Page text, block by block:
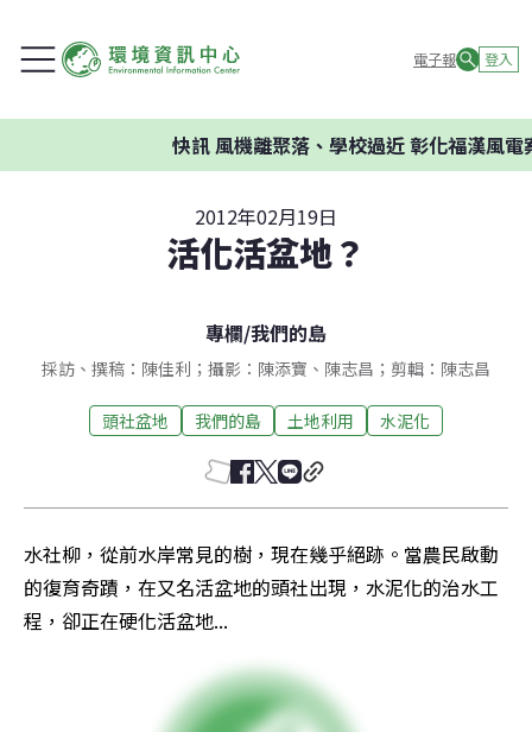
電子報 登入
快訊風機離聚落、學校過近 彰化福漢風電案
2012年02月19日
活化活盆地？
專欄/我們的島
採訪、撰稿：陳佳利；攝影：陳添寶、陳志昌；剪輯：陳志昌
頭社盆地 我們的島 土地利用 水泥化
水社柳，從前水岸常見的樹，現在幾乎絕跡。當農民啟動
的復育奇蹟，在又名活盆地的頭社出現，水泥化的治水工
程，卻正在硬化活盆地...